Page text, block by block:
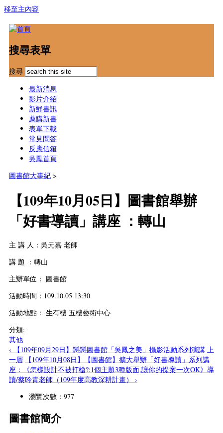
移至主內容
搜尋表單
搜尋
最新消息
影片介紹
新鮮書訊
薦購新書
表單下載
常見問答
反應信箱
吳鳳首頁
圖書館大事紀 >
【109年10月05日】圖書館舉辦
「好書導讀」講座 ：轉山
主 講 人：吳元嘉 老師
講 題 ：轉山
主辦單位： 圖書館
活動時間：109.10.05 13:30
活動地點： 生有樓 五樓藝術中心
分類:
其他
‹ 【109年09月29日】戀戀圖書館「吳鳳之美」攝影活動系列演講 上
一層
【109年10月08日】【圖書館】擴大舉辦「好書導讀」系列講
座：《怎樣設計不被打槍?:1個主題3種版面,讓你的提案一次OK》導
讀/蔡吟青老師（109年度高教深耕計畫） ›
瀏覽次數：977
圖書館簡介